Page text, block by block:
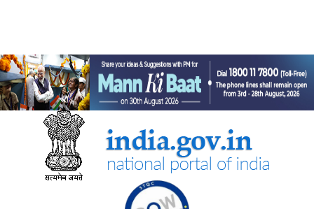
इलेक्ट्रानिक्स एवं आईटी मंत्रालय
सरकार ने डिजिटल डिवाइड को पाटने के लिए डिजिटल इन्फ्रास्ट्रक्चर और
नागरिक-केंद्रित सेवाओं का विस्तार किया
सरकार ने कृत्रिम बुद्धिमत्ता से निर्मित डीपफेक से निपटने के लिए नियामक ढांचे
को मजबूत किया
सरकार ने भारत की बढ़ती डिजिटल और एआई अवसंरचना के लिए डेटा सेंटर
की क्षमता को तेजी से बढ़ाने पर दिया जोर
सरकार ने 'इंडिया-एआई मिशन' और सेमीकंडक्टर पहलों के माध्यम से स्वदेशी